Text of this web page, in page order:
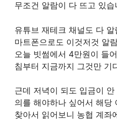
무조건 알람이 다 뜨고 있습
유튜브 재테크 채널도 다
마트폰으로도 이것저것 알
오늘 빗썸에서 4만원이 들
침부터 지금까지 그것만 기
근데 저녁이 되도 입금이
의를 해야하나 싶어서 해당
찾아서 읽어보니 농협 계좌